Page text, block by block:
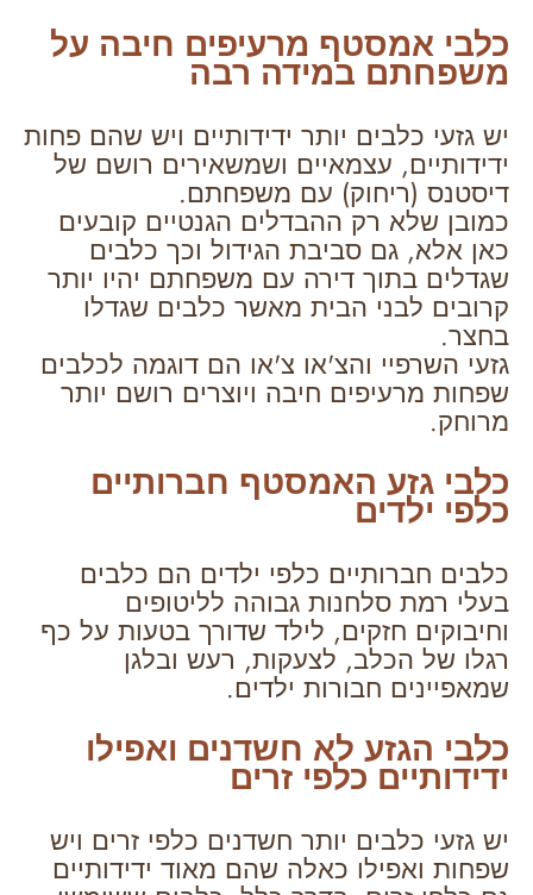
כלבי אמסטף מרעיפים חיבה על
משפחתם במידה רבה
יש גזעי כלבים יותר ידידותיים ויש שהם פחות
ידידותיים, עצמאיים ושמשאירים רושם של
דיסטנס (ריחוק) עם משפחתם.
כמובן שלא רק ההבדלים הגנטיים קובעים
כאן אלא, גם סביבת הגידול וכך כלבים
שגדלים בתוך דירה עם משפחתם יהיו יותר
קרובים לבני הבית מאשר כלבים שגדלו
בחצר.
גזעי השרפיי והצ'או צ'או הם דוגמה לכלבים
שפחות מרעיפים חיבה ויוצרים רושם יותר
מרוחק.
כלבי גזע האמסטף חברותיים
כלפי ילדים
כלבים חברותיים כלפי ילדים הם כלבים
בעלי רמת סלחנות גבוהה לליטופים
וחיבוקים חזקים, לילד שדורך בטעות על כף
רגלו של הכלב, לצעקות, רעש ובלגן
שמאפיינים חבורות ילדים.
כלבי הגזע לא חשדנים ואפילו
ידידותיים כלפי זרים
יש גזעי כלבים יותר חשדנים כלפי זרים ויש
שפחות ואפילו כאלה שהם מאוד ידידותיים